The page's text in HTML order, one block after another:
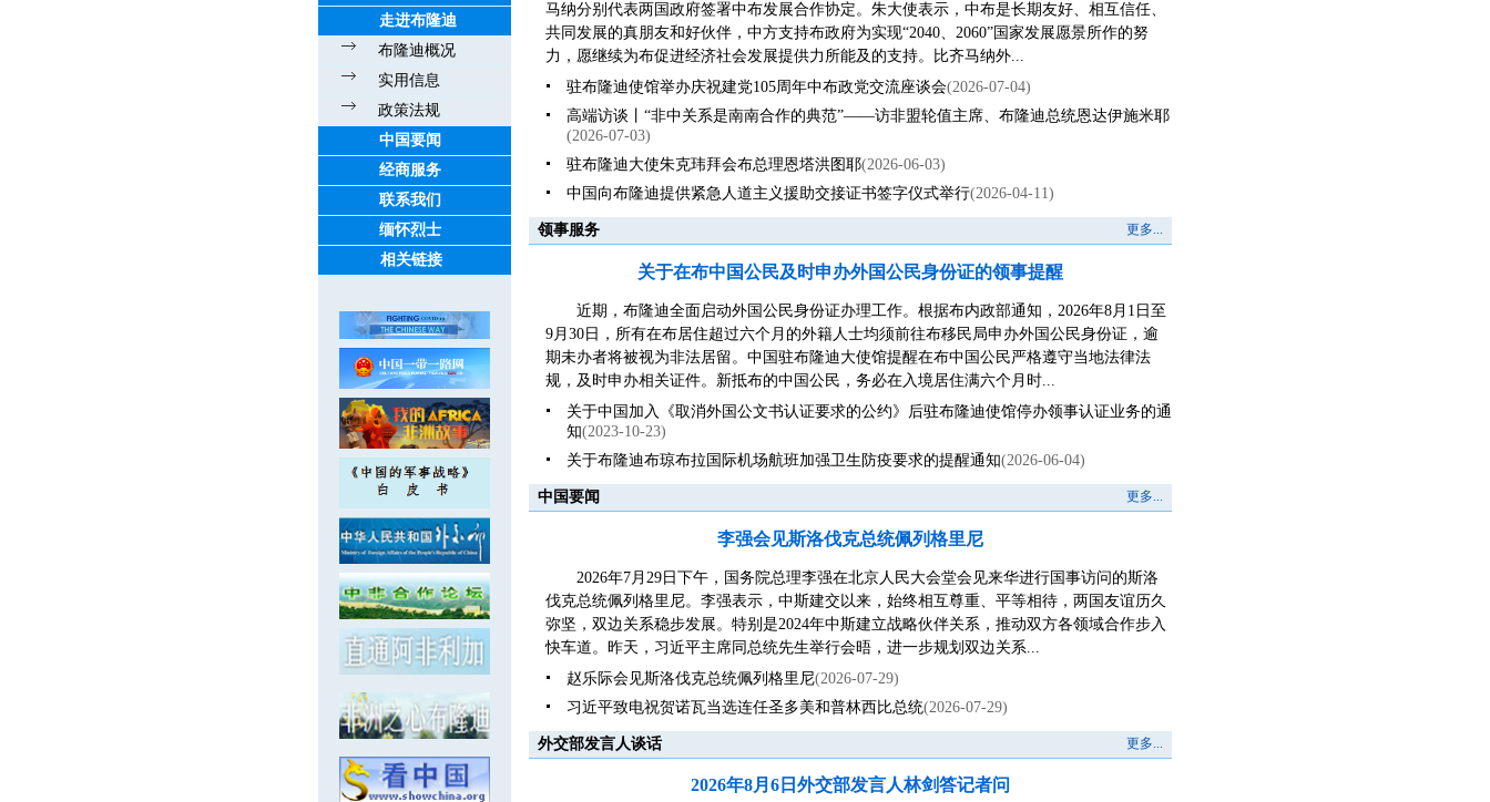
走进布隆迪
布隆迪概况
实用信息
政策法规
中国要闻
经商服务
联系我们
缅怀烈士
相关链接
马纳分别代表两国政府签署中布发展合作协定。朱大使表示，中布是长期友好、相互信任、
共同发展的真朋友和好伙伴，中方支持布政府为实现“2040、2060”国家发展愿景所作的努
力，愿继续为布促进经济社会发展提供力所能及的支持。比齐马纳外...
驻布隆迪使馆举办庆祝建党105周年中布政党交流座谈会(2026-07-04)
高端访谈丨“非中关系是南南合作的典范”——访非盟轮值主席、布隆迪总统恩达伊施米耶
(2026-07-03)
驻布隆迪大使朱克玮拜会布总理恩塔洪图耶(2026-06-03)
中国向布隆迪提供紧急人道主义援助交接证书签字仪式举行(2026-04-11)
领事服务 更多...
关于在布中国公民及时申办外国公民身份证的领事提醒
近期，布隆迪全面启动外国公民身份证办理工作。根据布内政部通知，2026年8月1日至
9月30日，所有在布居住超过六个月的外籍人士均须前往布移民局申办外国公民身份证，逾
期未办者将被视为非法居留。中国驻布隆迪大使馆提醒在布中国公民严格遵守当地法律法
规，及时申办相关证件。新抵布的中国公民，务必在入境居住满六个月时...
关于中国加入《取消外国公文书认证要求的公约》后驻布隆迪使馆停办领事认证业务的通
知(2023-10-23)
关于布隆迪布琼布拉国际机场航班加强卫生防疫要求的提醒通知(2026-06-04)
中国要闻 更多...
李强会见斯洛伐克总统佩列格里尼
2026年7月29日下午，国务院总理李强在北京人民大会堂会见来华进行国事访问的斯洛
伐克总统佩列格里尼。李强表示，中斯建交以来，始终相互尊重、平等相待，两国友谊历久
弥坚，双边关系稳步发展。特别是2024年中斯建立战略伙伴关系，推动双方各领域合作步入
快车道。昨天，习近平主席同总统先生举行会晤，进一步规划双边关系...
赵乐际会见斯洛伐克总统佩列格里尼(2026-07-29)
习近平致电祝贺诺瓦当选连任圣多美和普林西比总统(2026-07-29)
外交部发言人谈话 更多...
2026年8月6日外交部发言人林剑答记者问